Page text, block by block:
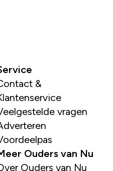
&
vragen
Ouders van Nu
Ouders van Nu